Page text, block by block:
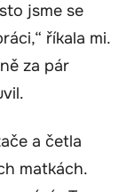
jsme se
říkala mi.
za pár
a četla
matkách.